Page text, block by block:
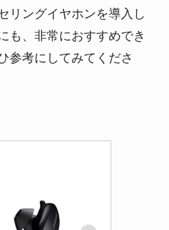
リングイヤホンを導入し
も、非常におすすめでき
参考にしてみてくださ